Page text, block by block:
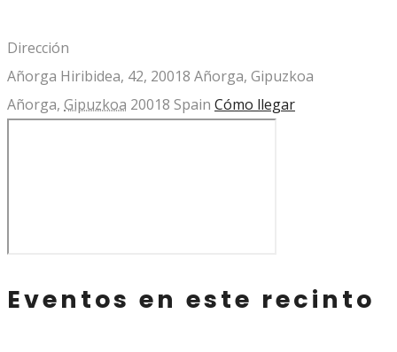
Dirección
Añorga Hiribidea, 42, 20018 Añorga, Gipuzkoa
Añorga, Gipuzkoa 20018 Spain Cómo llegar
Eventos en este recinto